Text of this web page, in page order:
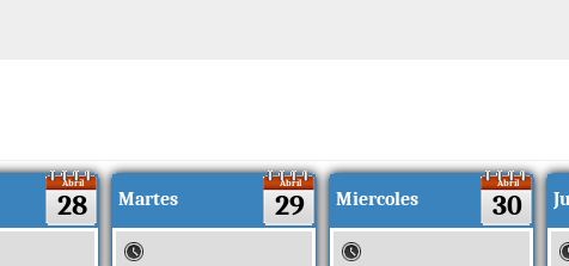
Abril
28 Martes
Abril
29 Miercoles
Abril
30